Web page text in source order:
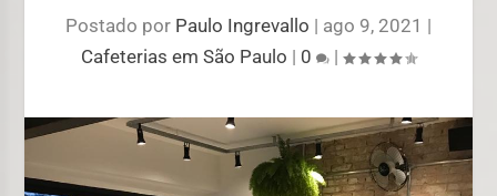
Postado por Paulo Ingrevallo | ago 9, 2021 |
Cafeterias em São Paulo | 0 |